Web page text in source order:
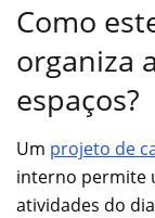
Como
organiza
espaços?
Um projeto de
interno permite
atividades do